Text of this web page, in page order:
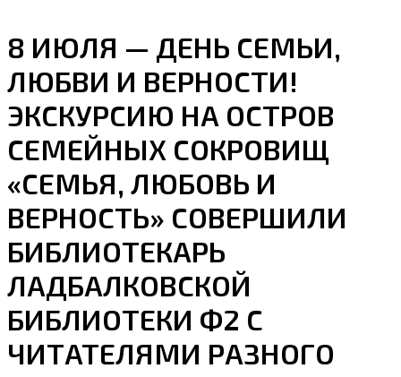
8 ИЮЛЯ — ДЕНЬ СЕМЬИ,
ЛЮБВИ И ВЕРНОСТИ!
ЭКСКУРСИЮ НА ОСТРОВ
СЕМЕЙНЫХ СОКРОВИЩ
«СЕМЬЯ, ЛЮБОВЬ И
ВЕРНОСТЬ» СОВЕРШИЛИ
БИБЛИОТЕКАРЬ
ЛАДБАЛКОВСКОЙ
БИБЛИОТЕКИ Ф2 С
ЧИТАТЕЛЯМИ РАЗНОГО